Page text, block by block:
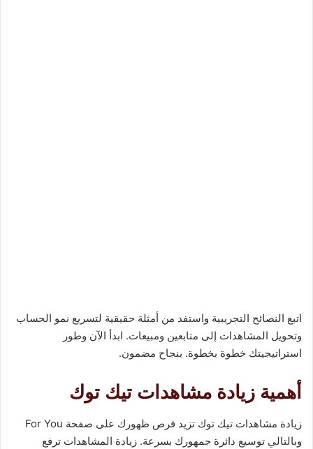
اتبع النصائح التجريبية واستفد من أمثلة حقيقية لتسريع نمو الحساب
وتحويل المشاهدات إلى متابعين ومبيعات. ابدأ الآن وطور
استراتيجيتك خطوة بخطوة. بنجاح مضمون.
أهمية زيادة مشاهدات تيك توك
زيادة مشاهدات تيك توك تزيد فرص ظهورك على صفحة For You
وبالتالي توسيع دائرة جمهورك بسرعة. زيادة المشاهدات ترفع